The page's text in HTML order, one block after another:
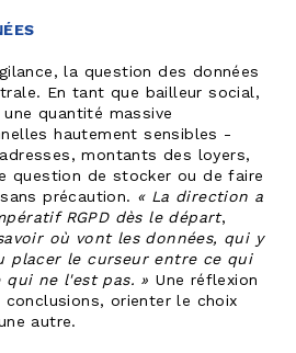
la question des données
En tant que bailleur social,
quantité massive
hautement sensibles -
montants des loyers,
question de stocker ou de faire
précaution. « La direction a
RGPD dès le départ,
où vont les données, qui y
placer le curseur entre ce qui
ne l'est pas. » Une réflexion
orienter le choix
autre.